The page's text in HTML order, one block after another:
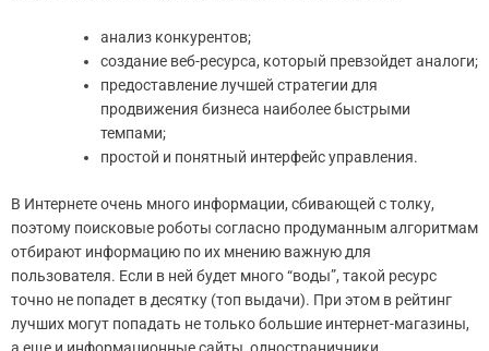
анализ конкурентов;
создание веб-ресурса, который превзойдет аналоги;
предоставление лучшей стратегии для
продвижения бизнеса наиболее быстрыми
темпами;
простой и понятный интерфейс управления.
В Интернете очень много информации, сбивающей с толку,
поэтому поисковые роботы согласно продуманным алгоритмам
отбирают информацию по их мнению важную для
пользователя. Если в ней будет много “воды”, такой ресурс
точно не попадет в десятку (топ выдачи). При этом в рейтинг
лучших могут попадать не только большие интернет-магазины,
а еще и информационные сайты, одностраничники,